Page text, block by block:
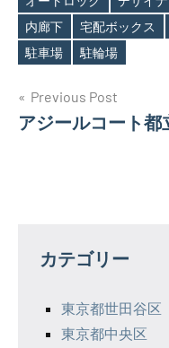
Tags
内廊下
宅配ボックス
駐車場
駐輪場
投
稿
ー
Previous Post
アジールコート都
カテゴリー
東京都世田谷区
東京都中央区